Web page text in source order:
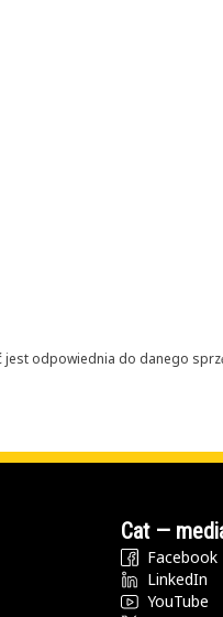
jest odpowiednia do danego
Cat —
Facebook
LinkedIn
YouTube